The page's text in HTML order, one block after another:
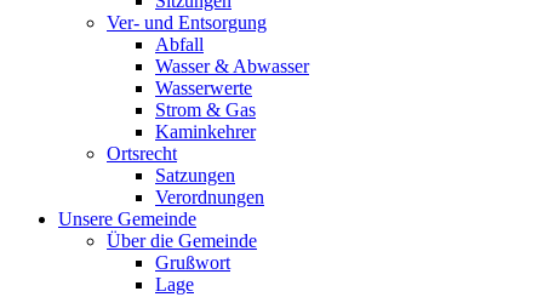
Ver- und Entsorgung
Abfall
Wasser & Abwasser
Wasserwerte
Strom & Gas
Kaminkehrer
Ortsrecht
Satzungen
Verordnungen
Unsere Gemeinde
Über die Gemeinde
Grußwort
Lage